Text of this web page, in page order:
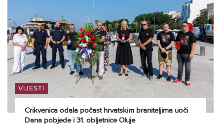
VIJESTI
Crikvenica odala počast hrvatskim braniteljima uoči
Dana pobjede i 31. obljetnice Oluje